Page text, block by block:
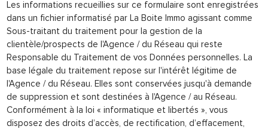
Les informations recueillies sur ce formulaire sont enregistrées
dans un fichier informatisé par La Boite Immo agissant comme
Sous-traitant du traitement pour la gestion de la
clientèle/prospects de l'Agence / du Réseau qui reste
Responsable du Traitement de vos Données personnelles. La
base légale du traitement repose sur l'intérêt légitime de
l'Agence / du Réseau. Elles sont conservées jusqu'à demande
de suppression et sont destinées à l'Agence / au Réseau.
Conformément à la loi « informatique et libertés », vous
disposez des droits d’accès, de rectification, d’effacement,